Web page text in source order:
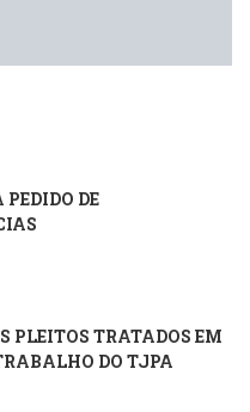
DE
PLEITOS TRATADOS EM
DO TJPA